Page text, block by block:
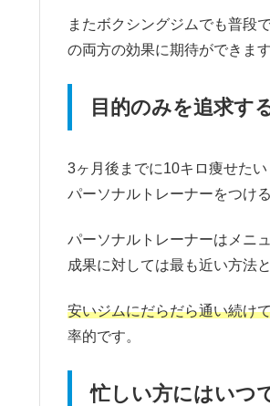
またボクシングジムでも普段
の両方の効果に期待ができます
目的のみを追求す
3ヶ月後までに10キロ痩せた
パーソナルトレーナーをつけ
パーソナルトレーナーはメニ
成果に対しては最も近い方法
安いジムにだらだら通い続け
率的です。
忙しい方にはいつ